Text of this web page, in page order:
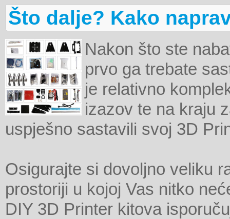
Što dalje? Kako
Nakon što ste
prvo ga trebate
je relativno
izazov te na kraju
uspješno sastavili svoj 3D
Osigurajte si dovoljno veliku
prostoriji u kojoj Vas nitko
DIY 3D Printer kitova